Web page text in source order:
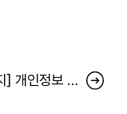
[공지] 개인정보 취급방침 변경의 건